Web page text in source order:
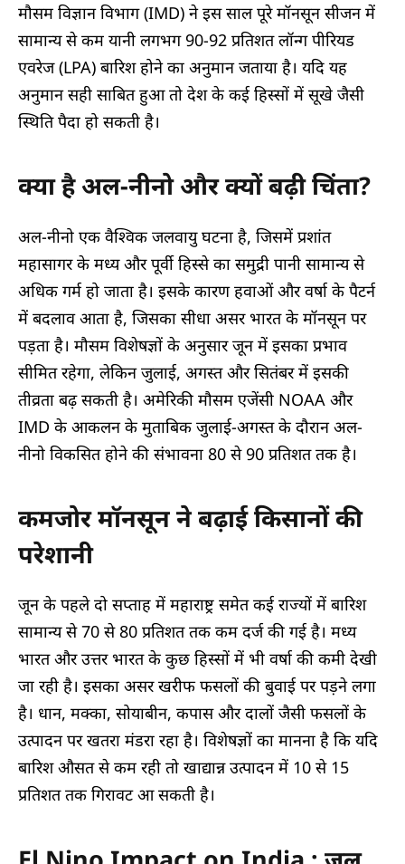
मौसम विज्ञान विभाग (IMD) ने इस साल पूरे मॉनसून सीजन में
सामान्य से कम यानी लगभग 90-92 प्रतिशत लॉन्ग पीरियड
एवरेज (LPA) बारिश होने का अनुमान जताया है। यदि यह
अनुमान सही साबित हुआ तो देश के कई हिस्सों में सूखे जैसी
स्थिति पैदा हो सकती है।
क्या है अल-नीनो और क्यों बढ़ी चिंता?
अल-नीनो एक वैश्विक जलवायु घटना है, जिसमें प्रशांत
महासागर के मध्य और पूर्वी हिस्से का समुद्री पानी सामान्य से
अधिक गर्म हो जाता है। इसके कारण हवाओं और वर्षा के पैटर्न
में बदलाव आता है, जिसका सीधा असर भारत के मॉनसून पर
पड़ता है। मौसम विशेषज्ञों के अनुसार जून में इसका प्रभाव
सीमित रहेगा, लेकिन जुलाई, अगस्त और सितंबर में इसकी
तीव्रता बढ़ सकती है। अमेरिकी मौसम एजेंसी NOAA और
IMD के आकलन के मुताबिक जुलाई-अगस्त के दौरान अल-
नीनो विकसित होने की संभावना 80 से 90 प्रतिशत तक है।
कमजोर मॉनसून ने बढ़ाई किसानों की
परेशानी
जून के पहले दो सप्ताह में महाराष्ट्र समेत कई राज्यों में बारिश
सामान्य से 70 से 80 प्रतिशत तक कम दर्ज की गई है। मध्य
भारत और उत्तर भारत के कुछ हिस्सों में भी वर्षा की कमी देखी
जा रही है। इसका असर खरीफ फसलों की बुवाई पर पड़ने लगा
है। धान, मक्का, सोयाबीन, कपास और दालों जैसी फसलों के
उत्पादन पर खतरा मंडरा रहा है। विशेषज्ञों का मानना है कि यदि
बारिश औसत से कम रही तो खाद्यान्न उत्पादन में 10 से 15
प्रतिशत तक गिरावट आ सकती है।